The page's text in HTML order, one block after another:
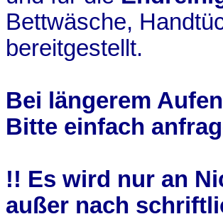
Bettwäsche,
bereitgestellt.
Bei längerem
Bitte einfach
!! Es wird nur an
außer nach